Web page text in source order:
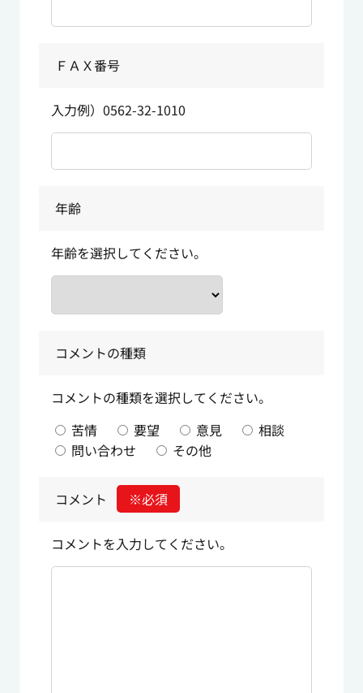
ＦＡＸ番号
入力例）0562-32-1010
年齢
年齢を選択してください。
コメントの種類
コメントの種類を選択してください。
苦情
要望 意見
相談
問い合わせ
その他
コメント ※必須
コメントを入力してください。